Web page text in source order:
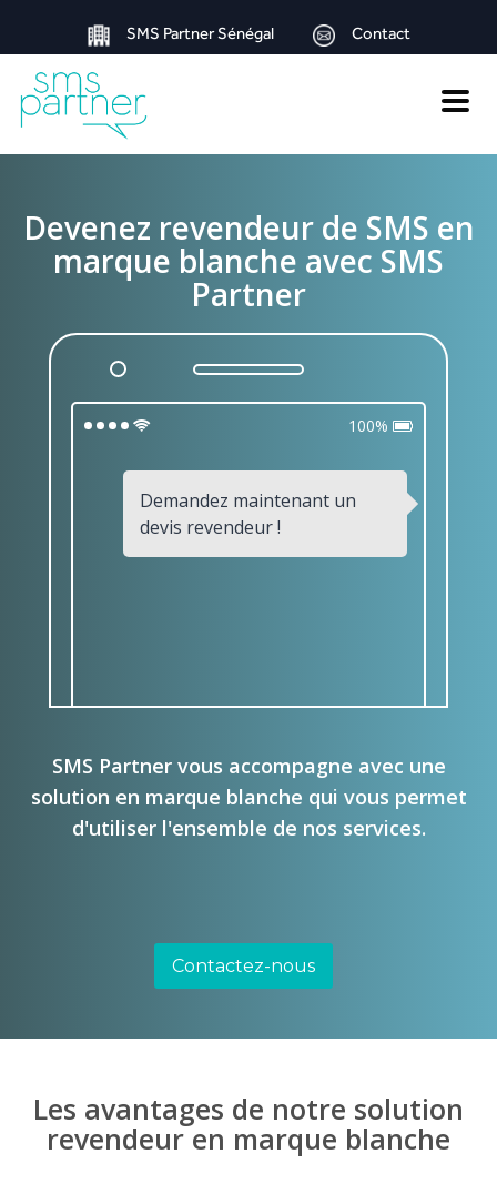
SMS Partner Sénégal Contact
Toggle
Devenez revendeur de SMS en
marque blanche avec SMS
Partner
100%
Demandez maintenant un
devis revendeur !
SMS Partner vous accompagne avec une
solution en marque blanche qui vous permet
d'utiliser l'ensemble de nos services.
Contactez-nous
Les avantages de notre solution
revendeur en marque blanche